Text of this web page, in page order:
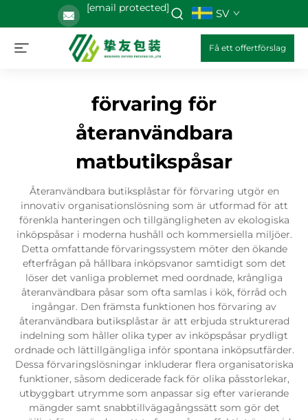
[email protected] SV
Få ett offertförslag
förvaring för
återanvändbara
matbutikspåsar
Återanvändbara butiksplåstar för förvaring utgör en
innovativ organisationslösning som är utformad för att
förenkla hanteringen och tillgängligheten av ekologiska
inköpspåsar i moderna hushåll och kommersiella miljöer.
Detta omfattande förvaringssystem möter den ökande
efterfrågan på hållbara inköpsvanor samtidigt som det
löser det vanliga problemet med oordnade, krångliga
återanvändbara påsar som ofta samlas i kök, förråd och
ingångar. Den främsta funktionen hos förvaring av
återanvändbara butiksplåstar är att erbjuda strukturerad
indelning som håller olika typer av inköpspåsar prydligt
ordnade och lättillgängliga inför spontana inköpsutfärder.
Dessa förvaringslösningar inkluderar flera organisatoriska
funktioner, såsom dedicerade fack för olika påsstorlekar,
utbyggbart utrymme som anpassar sig efter varierande
mängder samt snabbtillvägagångssätt som gör det